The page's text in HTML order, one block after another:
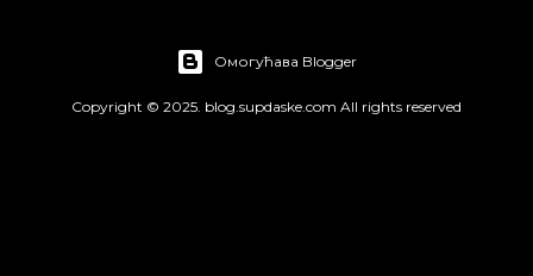
Омогућава Blogger
Copyright © 2025. blog.supdaske.com All rights reserved